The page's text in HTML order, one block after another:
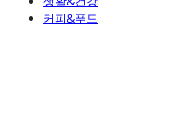
커피&푸드